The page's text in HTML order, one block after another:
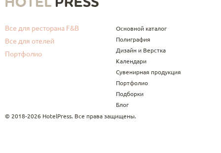
Все для ресторана F&B
Все для отелей
Портфолио
Основной каталог
Полиграфия
Дизайн и Верстка
Календари
Сувенирная продукция
Портфолио
Подборки
Блог
© 2018-2026 HotelPress. Все права защищены.